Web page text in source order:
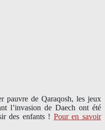
pauvre de Qaraqosh, les jeux
l’invasion de Daech ont été
des enfants ! Pour en savoir